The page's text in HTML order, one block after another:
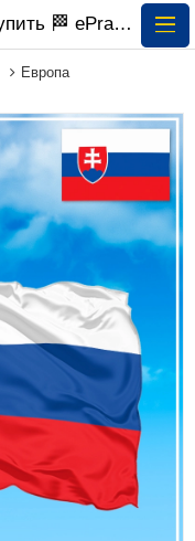
Флаг Словакии заказать и купить 🏁 ePrapor.com.ua
Европа